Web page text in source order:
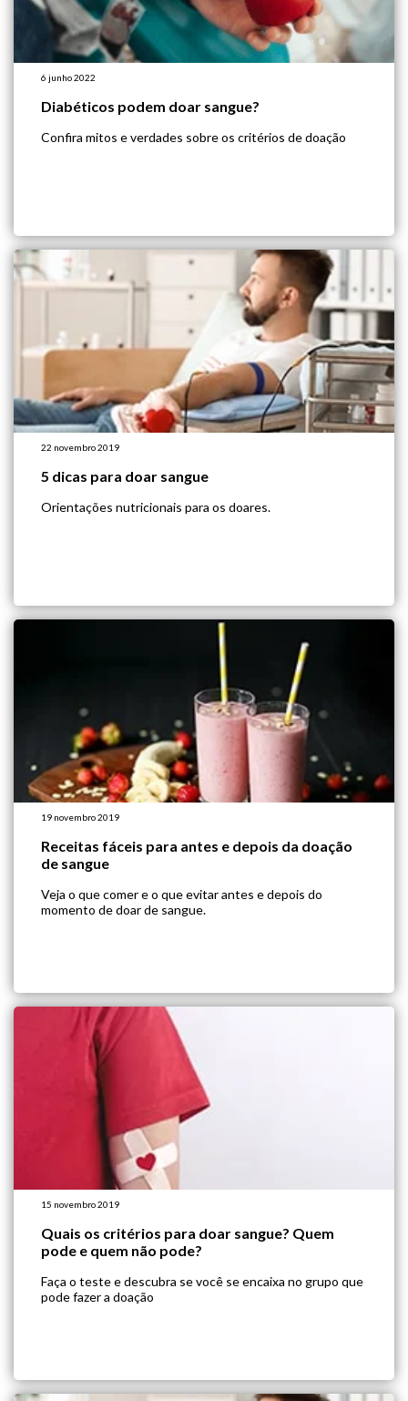
6 junho 2022
Diabéticos podem doar sangue?
Confira mitos e verdades sobre os critérios de doação
22 novembro 2019
5 dicas para doar sangue
Orientações nutricionais para os doares.
19 novembro 2019
Receitas fáceis para antes e depois da doação
de sangue
Veja o que comer e o que evitar antes e depois do
momento de doar de sangue.
15 novembro 2019
Quais os critérios para doar sangue? Quem
pode e quem não pode?
Faça o teste e descubra se você se encaixa no grupo que
pode fazer a doação